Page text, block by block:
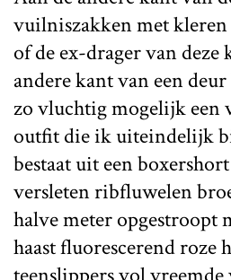
vuilniszakken met
of de ex-drager van deze
andere kant van een
zo vluchtig mogelijk een
outfit die ik uiteindelijk
bestaat uit een
versleten ribfluwelen
halve meter opgestroopt
haast fluorescerend roze